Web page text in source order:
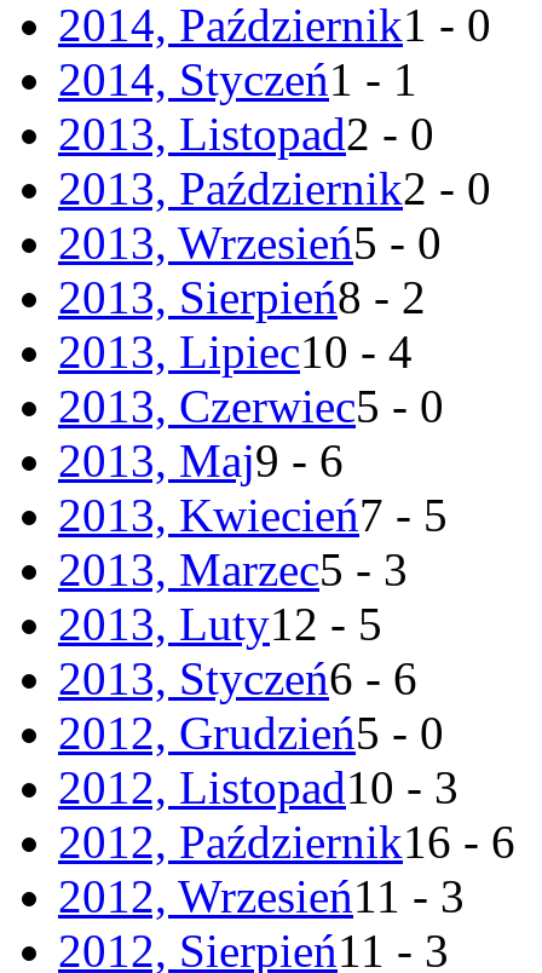
2014, Październik1 - 0
2014, Styczeń1 - 1
2013, Listopad2 - 0
2013, Październik2 - 0
2013, Wrzesień5 - 0
2013, Sierpień8 - 2
2013, Lipiec10 - 4
2013, Czerwiec5 - 0
2013, Maj9 - 6
2013, Kwiecień7 - 5
2013, Marzec5 - 3
2013, Luty12 - 5
2013, Styczeń6 - 6
2012, Grudzień5 - 0
2012, Listopad10 - 3
2012, Październik16 - 6
2012, Wrzesień11 - 3
2012, Sierpień11 - 3